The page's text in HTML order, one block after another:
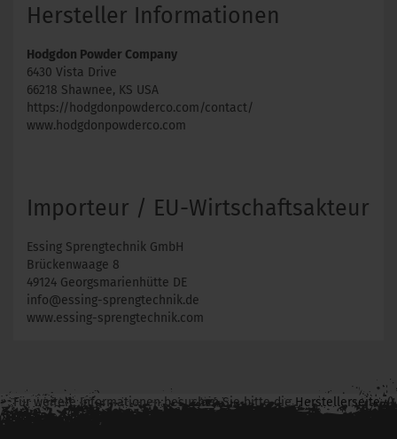
Hersteller Informationen
Hodgdon Powder Company
6430 Vista Drive
66218 Shawnee, KS USA
https://hodgdonpowderco.com/contact/
www.hodgdonpowderco.com
Importeur / EU-Wirtschaftsakteur
Essing Sprengtechnik GmbH
Brückenwaage 8
49124 Georgsmarienhütte DE
info@essing-sprengtechnik.de
www.essing-sprengtechnik.com
Für weitere Informationen besuchen Sie bitte dieHerstellerseite
zu diesem Artikel.